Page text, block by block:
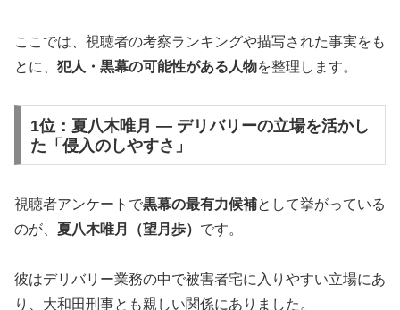
ここでは、視聴者の考察ランキングや描写された事実をも
とに、 犯人・黒幕の可能性がある人物を整理します。
1位：夏八木唯月 ― デリバリーの立場を活かし
た「侵入のしやすさ」
視聴者アンケートで黒幕の最有力候補として挙がっている
のが、 夏八木唯月（望月歩） です。
彼はデリバリー業務の中で被害者宅に入りやすい立場にあ
り、大和田刑事とも親しい関係にありました。